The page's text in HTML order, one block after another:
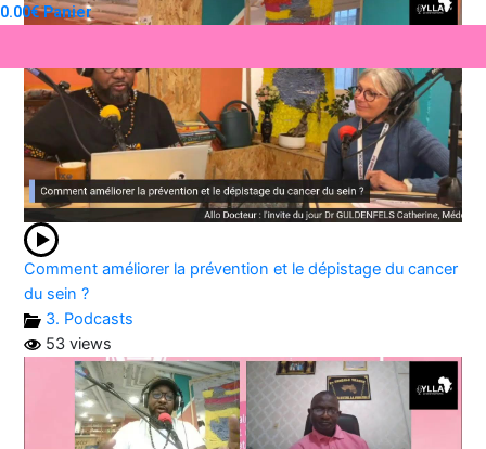
0.00€ Panier
Comment améliorer la prévention et le dépistage du cancer
du sein ?
3. Podcasts
53 views